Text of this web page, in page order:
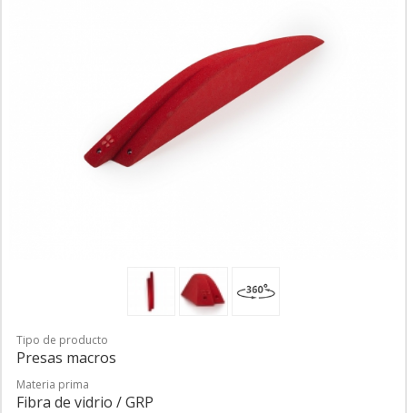
Tipo de producto
Presas macros
Materia prima
Fibra de vidrio / GRP